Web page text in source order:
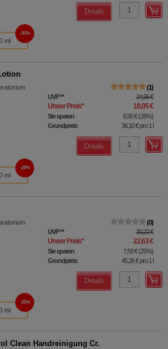
Details
ml
30%
1
UVP** 24,95 €
Unser Preis* 18,05 €
Sie sparen 6,90 €(28%)
Grundpreis
36,10 €pro 1 l
Details
ml
28%
0
UVP** 30,22 €
Unser Preis* 22,63 €
Sie sparen 7,59 €(25%)
Grundpreis
45,26 €pro 1 l
Details
ml
25%
Clean Handreinigung Cr.